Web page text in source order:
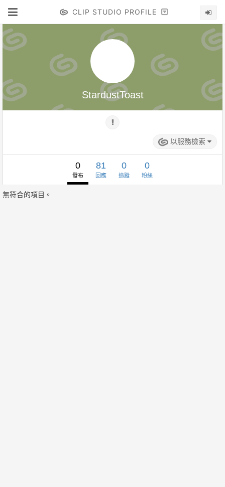
CLIP STUDIO PROFILE
StardustToast
以服務檢索
0
發布
81
回應
0
追蹤
0
粉絲
無符合的項目。